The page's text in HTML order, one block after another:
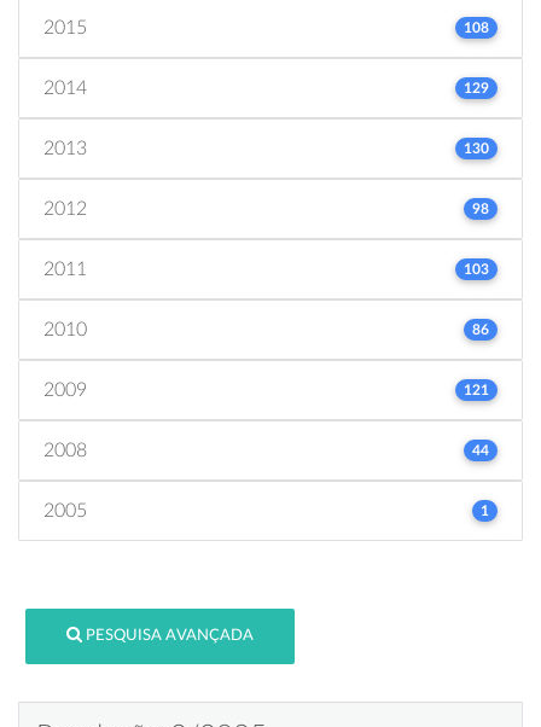
2015 108
2014 129
2013 130
2012 98
2011 103
2010 86
2009 121
2008 44
2005 1
PESQUISA AVANÇADA